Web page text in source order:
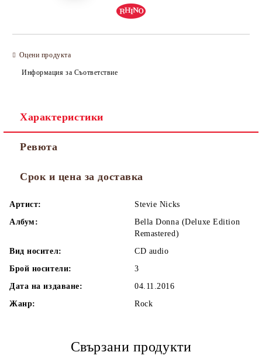
Оцени продукта
Информация за Съответствие
Характеристики
Ревюта
Срок и цена за доставка
Артист:
Stevie Nicks
Албум:
Bella Donna (Deluxe Edition
Remastered)
Вид носител:
CD audio
Брой носители:
3
Дата на издаване:
04.11.2016
Жанр:
Rock
Свързани продукти